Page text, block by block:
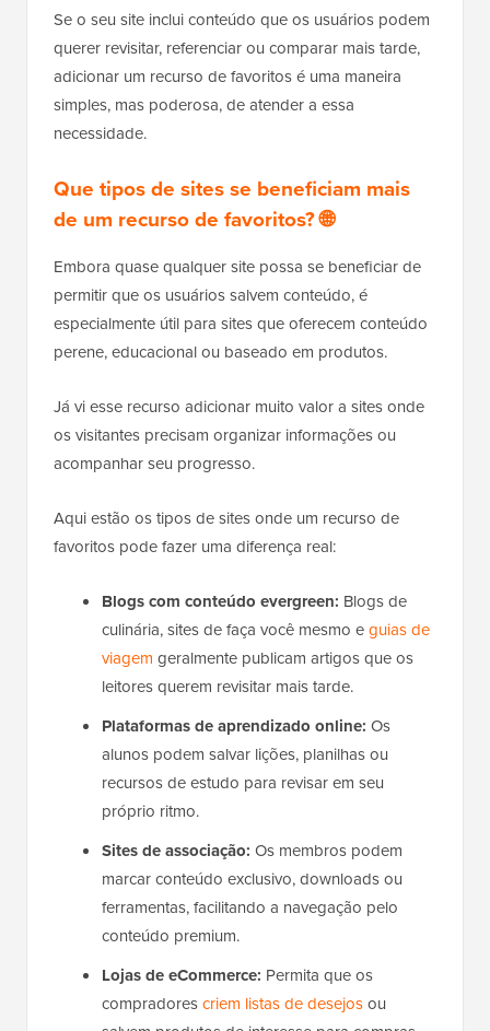
Se o seu site inclui conteúdo que os usuários podem
querer revisitar, referenciar ou comparar mais tarde,
adicionar um recurso de favoritos é uma maneira
simples, mas poderosa, de atender a essa
necessidade.
Que tipos de sites se beneficiam mais
de um recurso de favoritos? 🌐
Embora quase qualquer site possa se beneficiar de
permitir que os usuários salvem conteúdo, é
especialmente útil para sites que oferecem conteúdo
perene, educacional ou baseado em produtos.
Já vi esse recurso adicionar muito valor a sites onde
os visitantes precisam organizar informações ou
acompanhar seu progresso.
Aqui estão os tipos de sites onde um recurso de
favoritos pode fazer uma diferença real:
Blogs com conteúdo evergreen: Blogs de
culinária, sites de faça você mesmo eguias de
viagem geralmente publicam artigos que os
leitores querem revisitar mais tarde.
Plataformas de aprendizado online: Os
alunos podem salvar lições, planilhas ou
recursos de estudo para revisar em seu
próprio ritmo.
Sites de associação: Os membros podem
marcar conteúdo exclusivo, downloads ou
ferramentas, facilitando a navegação pelo
conteúdo premium.
Lojas de eCommerce: Permita que os
compradorescriem listas de desejosou